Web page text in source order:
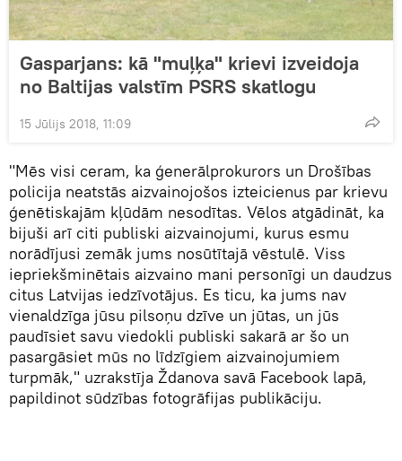
Gasparjans: kā "muļķa" krievi izveidoja
no Baltijas valstīm PSRS skatlogu
15 Jūlijs 2018, 11:09
"Mēs visi ceram, ka ģenerālprokurors un Drošības
policija neatstās aizvainojošos izteicienus par krievu
ģenētiskajām kļūdām nesodītas. Vēlos atgādināt, ka
bijuši arī citi publiski aizvainojumi, kurus esmu
norādījusi zemāk jums nosūtītajā vēstulē. Viss
iepriekšminētais aizvaino mani personīgi un daudzus
citus Latvijas iedzīvotājus. Es ticu, ka jums nav
vienaldzīga jūsu pilsoņu dzīve un jūtas, un jūs
paudīsiet savu viedokli publiski sakarā ar šo un
pasargāsiet mūs no līdzīgiem aizvainojumiem
turpmāk," uzrakstīja Ždanova savā Facebook lapā,
papildinot sūdzības fotogrāfijas publikāciju.